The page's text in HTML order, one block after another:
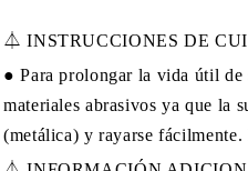
⏃ INSTRUCCIONES DE
● Para prolongar la vida útil
materiales abrasivos ya que la
(metálica) y rayarse